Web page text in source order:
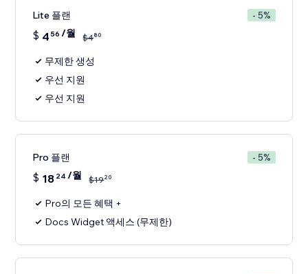
Lite 플랜 - 5%
$ 4 56 /월 $480
무제한 생성
우선 지원
우선 지원
Pro 플랜 - 5%
$ 18 24 /월 $1920
Pro의 모든 혜택 +
Docs Widget 액세스 (무제한)